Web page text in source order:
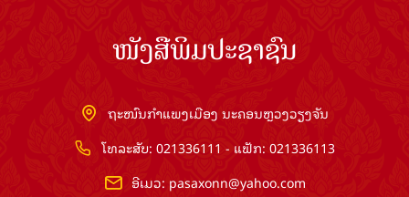
ໜັງສືພິມປະຊາຊົນ
ຖະໜົນກຳແພງເມືອງ ນະຄອນຫຼວງວຽງຈັນ
ໂທລະສັບ: 021336111 - ແຟັກ: 021336113
ອີເມວ: pasaxonn@yahoo.com